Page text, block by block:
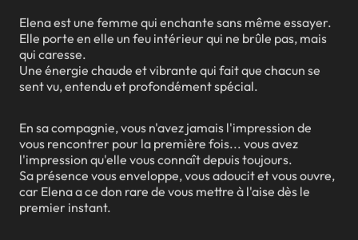
Elena est une femme qui enchante sans même essayer.
Elle porte en elle un feu intérieur qui ne brûle pas, mais
qui caresse.
Une énergie chaude et vibrante qui fait que chacun se
sent vu, entendu et profondément spécial.
En sa compagnie, vous n'avez jamais l'impression de
vous rencontrer pour la première fois... vous avez
l'impression qu'elle vous connaît depuis toujours.
Sa présence vous enveloppe, vous adoucit et vous ouvre,
car Elena a ce don rare de vous mettre à l'aise dès le
premier instant.